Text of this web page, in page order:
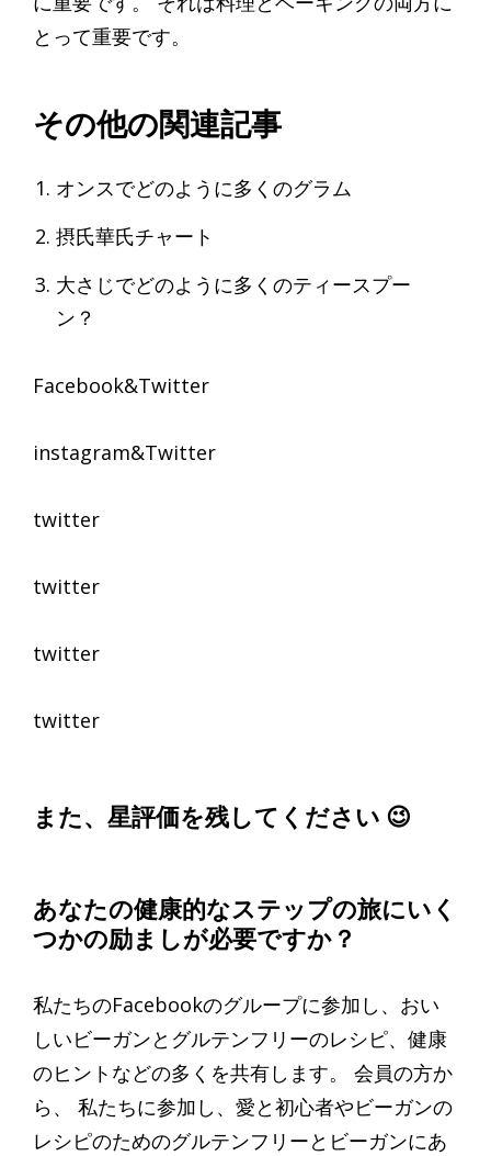
とって重要です。
その他の関連記事
オンスでどのように多くのグラム
摂氏華氏チャート
大さじでどのように多くのティースプー
ン？
Facebook&Twitter
instagram&Twitter
twitter
twitter
twitter
twitter
また、星評価を残してください 😉
あなたの健康的なステップの旅にいく
つかの励ましが必要ですか？
私たちのFacebookのグループに参加し、おい
しいビーガンとグルテンフリーのレシピ、健康
のヒントなどの多くを共有します。 会員の方か
ら、 私たちに参加し、愛と初心者やビーガンの
レシピのためのグルテンフリーとビーガンにあ